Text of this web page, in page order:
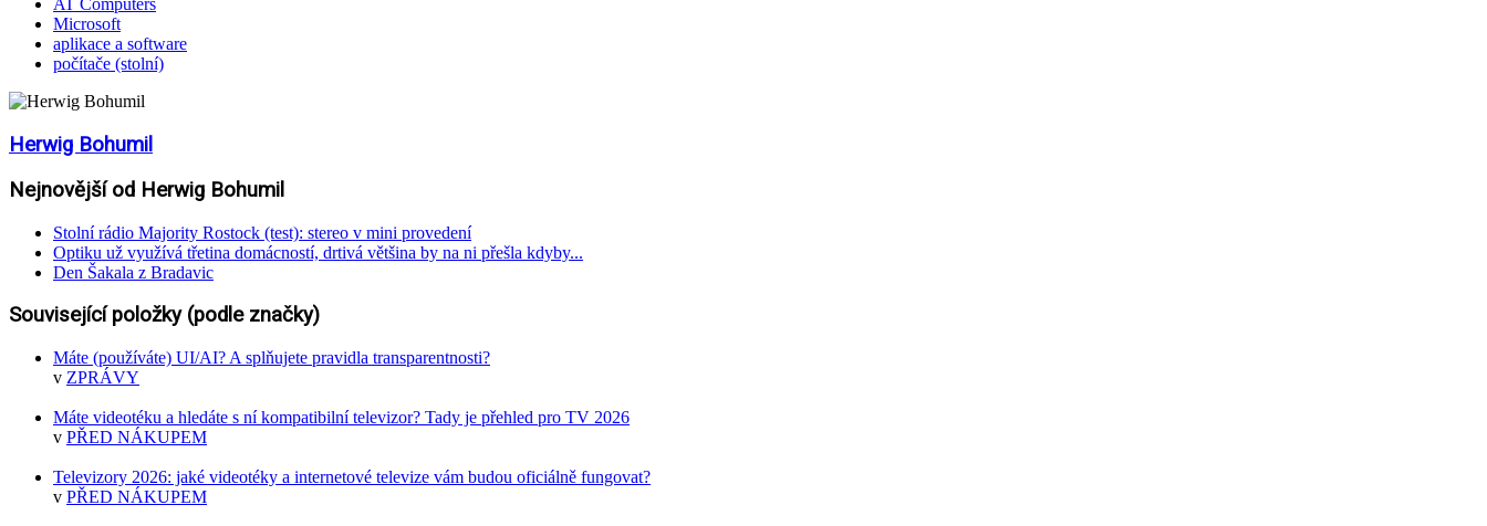
AT Computers
Microsoft
aplikace a software
počítače (stolní)
Herwig Bohumil
Nejnovější od Herwig Bohumil
Stolní rádio Majority Rostock (test): stereo v mini provedení
Optiku už využívá třetina domácností, drtivá většina by na ni přešla kdyby...
Den Šakala z Bradavic
Související položky (podle značky)
Máte (používáte) UI/AI? A splňujete pravidla transparentnosti?
v ZPRÁVY
Máte videotéku a hledáte s ní kompatibilní televizor? Tady je přehled pro TV 2026
v PŘED NÁKUPEM
Televizory 2026: jaké videotéky a internetové televize vám budou oficiálně fungovat?
v PŘED NÁKUPEM